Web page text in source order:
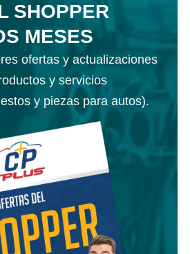
SHOPPER
MESES
ofertas y actualizaciones
y servicios
y piezas para autos).